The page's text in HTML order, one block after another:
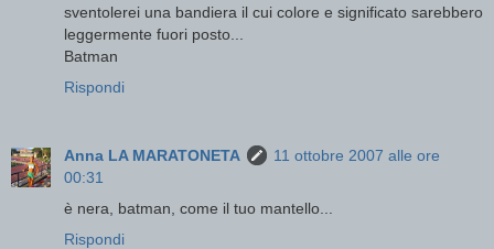
sventolerei una bandiera il cui colore e significato sarebbero
leggermente fuori posto...
Batman
Rispondi
Anna LA MARATONETA
11 ottobre 2007 alle ore
00:31
è nera, batman, come il tuo mantello...
Rispondi